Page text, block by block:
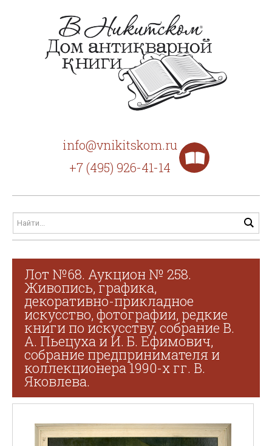
info@vnikitskom.ru
+7 (495) 926-41-14
Лот №68. Аукцион № 258.
Живопись, графика,
декоративно-прикладное
искусство, фотографии, редкие
книги по искусству, собрание В.
А. Пьецуха и И. Б. Ефимович,
собрание предпринимателя и
коллекционера 1990-х гг. В.
Яковлева.